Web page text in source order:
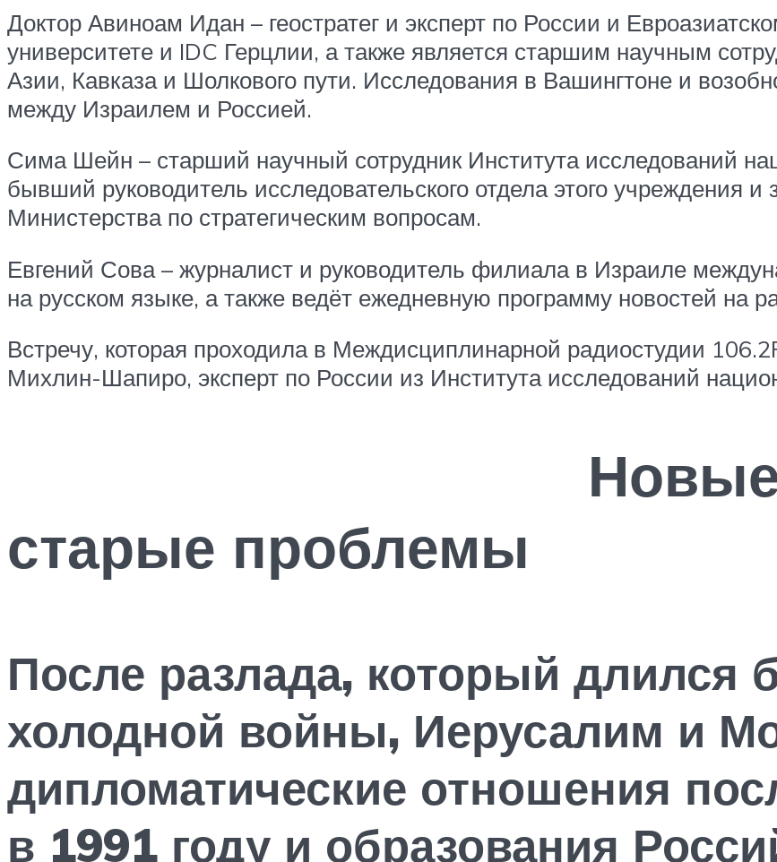
Доктор Авиноам Идан – геостратег и эксперт по России и
университете и IDC Герцлии, а также является старшим научным
Азии, Кавказа и Шолкового пути. Исследования в Вашингтоне и
между Израилем и Россией.
Сима Шейн – старший научный сотрудник Института исследований
бывший руководитель исследовательского отдела этого учреждения и
Министерства по стратегическим вопросам.
Евгений Сова – журналист и руководитель филиала в Израиле
на русском языке, а также ведёт ежедневную программу новостей на
Встречу, которая проходила в Междисциплинарной радиостудии
Михлин-Шапиро, эксперт по России из Института исследований
Новые
старые проблемы
После разлада, который длился
холодной войны, Иерусалим и
дипломатические отношения
в 1991 году и образования